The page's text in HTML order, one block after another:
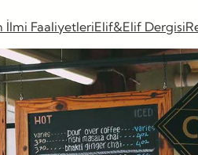
İlmi FaaliyetleriElif&Elif Dergisi